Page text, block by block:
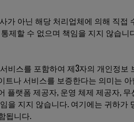
아닌 해당 처리업체에 의해 직접
제할 수 없으며 책임을 지지 않습니
스를 포함하여 제3자의 개인정보
나 서비스를 보증한다는 의미는
어 플랫폼 제공자, 운영 체제 제공자,
을 지지 않습니다. 여기에는 귀하가
됩니다.